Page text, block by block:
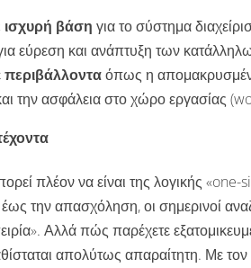
ισχυρή βάση για το σύστημα
για εύρεση και ανάπτυξη των
περιβάλλονταόπως η
την ασφάλεια στο χώρο εργασίας
πλέον να είναι της λογικής
την απασχόληση, οι σημερινοί
Αλλά πώς παρέχετε
απολύτως απαραίτητη. Με τον